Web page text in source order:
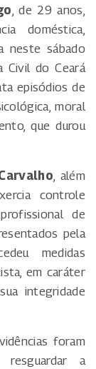
, de 29 anos,
doméstica,
neste sábado
Civil do Ceará
episódios de
moral
que durou
, além
controle
de
pela
medidas
em caráter
integridade
foram
a